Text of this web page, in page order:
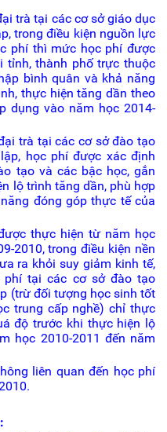
trà tại các cơ sở giáo dục
trong điều kiện nguồn lực
phí thì mức học phí được
tỉnh, thành phố trực thuộc
bình quân và khả năng
thực hiện tăng dần theo
dụng vào năm học 2014-
trà tại các cơ sở đào tạo
học phí được xác định
tạo và các bậc học, gắn
lộ trình tăng dần, phù hợp
đóng góp thực tế của
thực hiện từ năm học
2010, trong điều kiện nền
ra khỏi suy giảm kinh tế,
phí tại các cơ sở đào tạo
(trừ đối tượng học sinh tốt
trung cấp nghề) chỉ thực
độ trước khi thực hiện lộ
học 2010-2011 đến năm
liên quan đến học phí